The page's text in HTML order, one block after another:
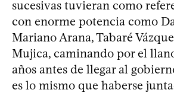
sucesivas tuvieran como
con enorme potencia como
Mariano Arana, Tabaré
Mujica, caminando por el
años antes de llegar al
es lo mismo que haberse